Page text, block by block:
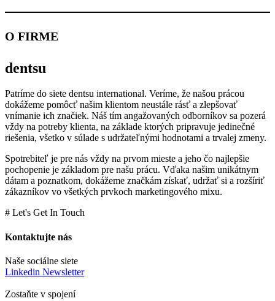
O FIRME
dentsu
Patríme do siete dentsu international. Veríme, že našou prácou
dokážeme pomôcť našim klientom neustále rásť a zlepšovať
vnímanie ich značiek. Náš tím angažovaných odborníkov sa pozerá
vždy na potreby klienta, na základe ktorých pripravuje jedinečné
riešenia, všetko v súlade s udržateľnými hodnotami a trvalej zmeny.
Spotrebiteľ je pre nás vždy na prvom mieste a jeho čo najlepšie
pochopenie je základom pre našu prácu. Vďaka našim unikátnym
dátam a poznatkom, dokážeme značkám získať, udržať si a rozšíriť
zákazníkov vo všetkých prvkoch marketingového mixu.
# Let's Get In Touch
Kontaktujte nás
Naše sociálne siete
Linkedin Newsletter
Zostaňte v spojení